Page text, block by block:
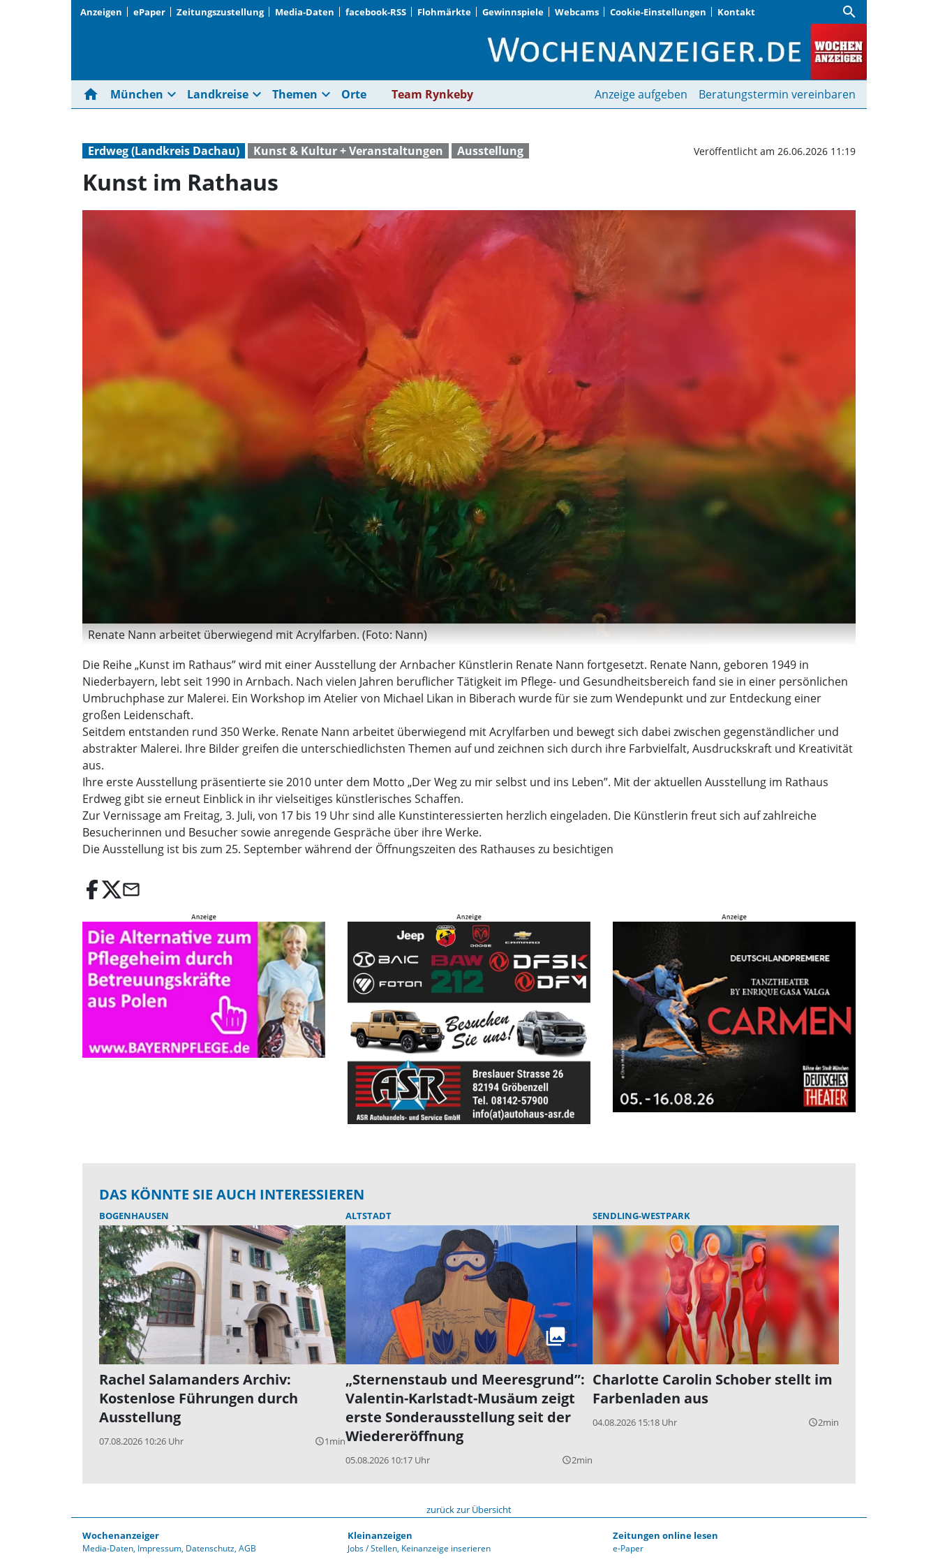
Anzeigen ePaper Zeitungszustellung Media-Daten facebook-RSS Flohmärkte Gewinnspiele Webcams Cookie-Einstellungen Kontakt search
Kunst im Rathaus | Wochenanzeiger
home München expand_more Landkreise expand_more Themen expand_more Orte Team Rynkeby Anzeige aufgeben Beratungstermin vereinbaren
Erdweg (Landkreis Dachau) Kunst & Kultur + Veranstaltungen Ausstellung Veröffentlicht am 26.06.2026 11:19
Kunst im Rathaus
Renate Nann arbeitet überwiegend mit Acrylfarben. (Foto: Nann)
Die Reihe „Kunst im Rathaus” wird mit einer Ausstellung der Arnbacher Künstlerin Renate Nann fortgesetzt. Renate Nann, geboren 1949 in
Niederbayern, lebt seit 1990 in Arnbach. Nach vielen Jahren beruflicher Tätigkeit im Pflege- und Gesundheitsbereich fand sie in einer persönlichen
Umbruchphase zur Malerei. Ein Workshop im Atelier von Michael Likan in Biberach wurde für sie zum Wendepunkt und zur Entdeckung einer
großen Leidenschaft.
Seitdem entstanden rund 350 Werke. Renate Nann arbeitet überwiegend mit Acrylfarben und bewegt sich dabei zwischen gegenständlicher und
abstrakter Malerei. Ihre Bilder greifen die unterschiedlichsten Themen auf und zeichnen sich durch ihre Farbvielfalt, Ausdruckskraft und Kreativität
aus.
Ihre erste Ausstellung präsentierte sie 2010 unter dem Motto „Der Weg zu mir selbst und ins Leben”. Mit der aktuellen Ausstellung im Rathaus
Erdweg gibt sie erneut Einblick in ihr vielseitiges künstlerisches Schaffen.
Zur Vernissage am Freitag, 3. Juli, von 17 bis 19 Uhr sind alle Kunstinteressierten herzlich eingeladen. Die Künstlerin freut sich auf zahlreiche
Besucherinnen und Besucher sowie anregende Gespräche über ihre Werke.
Die Ausstellung ist bis zum 25. September während der Öffnungszeiten des Rathauses zu besichtigen
email
DAS KÖNNTE SIE AUCH INTERESSIEREN
BOGENHAUSEN
Rachel Salamanders Archiv:
Kostenlose Führungen durch
Ausstellung
07.08.2026 10:26 Uhr query_builder1min
ALTSTADT
„Sternenstaub und Meeresgrund”:
Valentin-Karlstadt-Musäum zeigt
erste Sonderausstellung seit der
Wiedereröffnung
05.08.2026 10:17 Uhr query_builder2min
SENDLING-WESTPARK
Charlotte Carolin Schober stellt im
Farbenladen aus
04.08.2026 15:18 Uhr query_builder2min
zurück zur Übersicht
Wochenanzeiger
Media-Daten Impressum Datenschutz AGB
Kleinanzeigen
Jobs / Stellen Keinanzeige inserieren
Zeitungen online lesen
e-Paper